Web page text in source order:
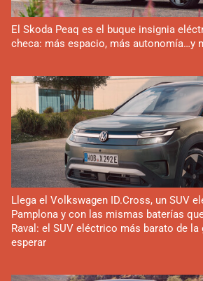
El Skoda Peaq es el buque insignia
checa: más espacio, más autonomía…y
Llega el Volkswagen ID.Cross, un SUV
Pamplona y con las mismas baterías
Raval: el SUV eléctrico más barato de la
esperar